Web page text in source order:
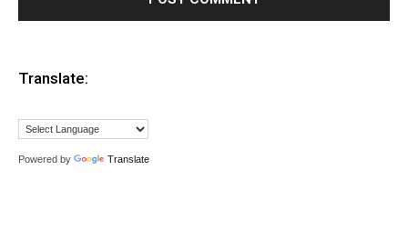
Translate:
Powered by Translate